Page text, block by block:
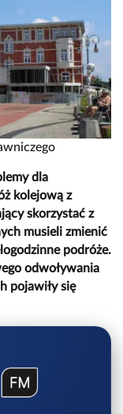
dla
kolejową z
skorzystać z
musieli zmienić
podróże.
odwoływania
pojawiły się